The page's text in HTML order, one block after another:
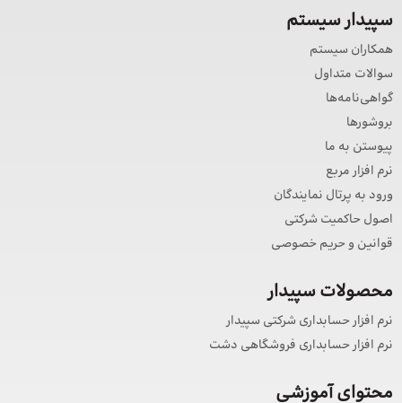
سپیدار سیستم
همکاران سیستم
سوالات متداول
گواهی‌نامه‌ها
بروشورها
پیوستن به ما
نرم افزار مربع
ورود به پرتال نمایندگان
اصول حاکمیت شرکتی
قوانین و حریم خصوصی
محصولات سپیدار
نرم افزار حسابداری شرکتی سپیدار
نرم افزار حسابداری فروشگاهی دشت
محتوای آموزشی